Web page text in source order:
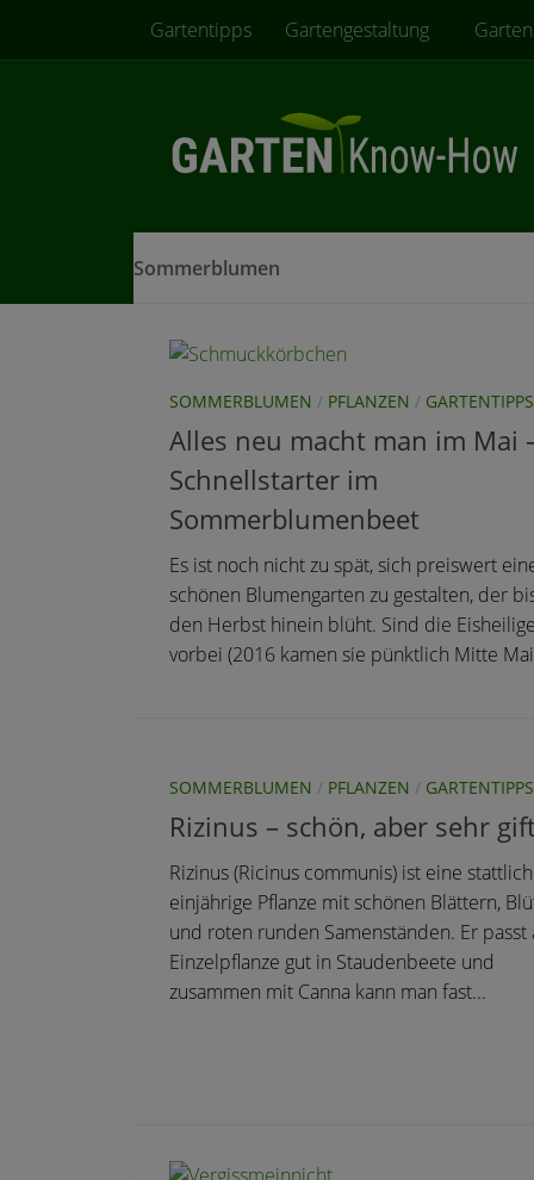
Zum Inhalt springen
Gartentipps Gartengestaltung
Sommerblumen
SOMMERBLUMEN / PFLANZEN / GARTENTIPPS
Alles neu macht man im Mai
Schnellstarter im
Sommerblumenbeet
Es ist noch nicht zu spät, sich preiswert
schönen Blumengarten zu gestalten, der
den Herbst hinein blüht. Sind die
vorbei (2016 kamen sie pünktlich Mitte
SOMMERBLUMEN / PFLANZEN / GARTENTIPPS
Rizinus – schön, aber sehr
Rizinus (Ricinus communis) ist eine
einjährige Pflanze mit schönen Blättern,
und roten runden Samenständen. Er passt
Einzelpflanze gut in Staudenbeete und
zusammen mit Canna kann man fast...